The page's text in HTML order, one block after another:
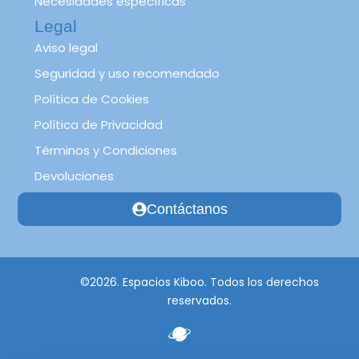
Legal
Aviso legal
Seguridad y uso recomendado
Política de Cookies
Política de Privacidad
Términos y Condiciones
Devoluciones
Contáctanos
©2026. Espacios Kiboo. Todos los derechos
reservados.